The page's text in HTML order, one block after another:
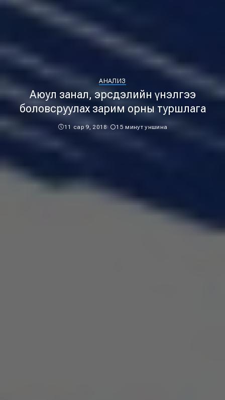
АНАЛИЗ
Аюул занал, эрсдэлийн үнэлгээ
боловсруулах зарим орны туршлага
11 сар 9, 2018 15 минут уншина